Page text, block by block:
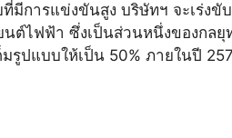
มีการแข่งขันสูง บริษัทฯ จะเร่งขั
ฟฟ้า ซึ่งเป็นส่วนหนึ่งของกลยุท
ปแบบให้เป็น 50% ภายในปี